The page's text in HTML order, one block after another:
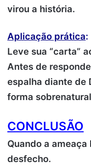
virou a história.
Aplicação prática:
Leve sua “carta”
Antes de
espalha diante de
forma
CONCLUSÃO
Quando a
desfecho.